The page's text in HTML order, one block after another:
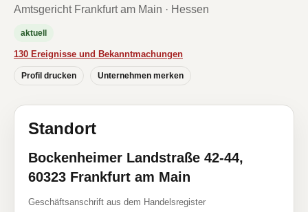
Amtsgericht Frankfurt am Main · Hessen
aktuell
130 Ereignisse und Bekanntmachungen
Profil drucken Unternehmen merken
Standort
Bockenheimer Landstraße 42-44,
60323 Frankfurt am Main
Geschäftsanschrift aus dem Handelsregister